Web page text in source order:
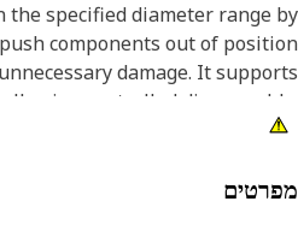
the specified diameter range
push components out of
unnecessary damage. It
allowing controlled
to separate tightly fitted
alignment during removal,